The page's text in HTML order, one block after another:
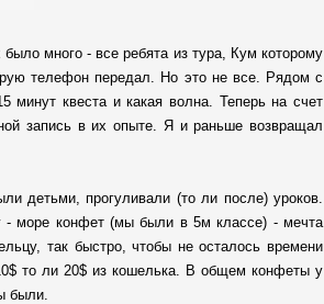
много - все ребята из тура, Кум которому
телефон передал. Но это не все. Рядом с
квеста и какая волна. Теперь на счет
запись в их опыте. Я и раньше возвращал
детьми, прогуливали (то ли после) уроков.
- море конфет (мы были в 5м классе) - мечта
так быстро, чтобы не осталось времени
то ли 20$ из кошелька. В общем конфеты у
были.